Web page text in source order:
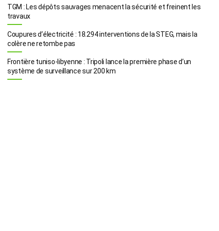
TGM : Les dépôts sauvages menacent la sécurité et freinent les
travaux
Coupures d’électricité : 18.294 interventions de la STEG, mais la
colère ne retombe pas
Frontière tuniso-libyenne : Tripoli lance la première phase d’un
système de surveillance sur 200 km